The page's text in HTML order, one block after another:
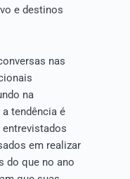
e destinos
nas
na
tendência é
entrevistados
em realizar
do que no ano